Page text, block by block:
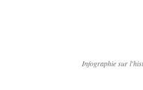
Infographie sur